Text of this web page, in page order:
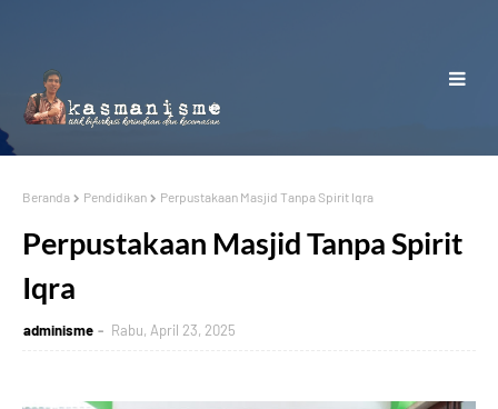
Beranda Pendidikan Perpustakaan Masjid Tanpa Spirit Iqra
Perpustakaan Masjid Tanpa Spirit
Iqra
adminisme Rabu, April 23, 2025